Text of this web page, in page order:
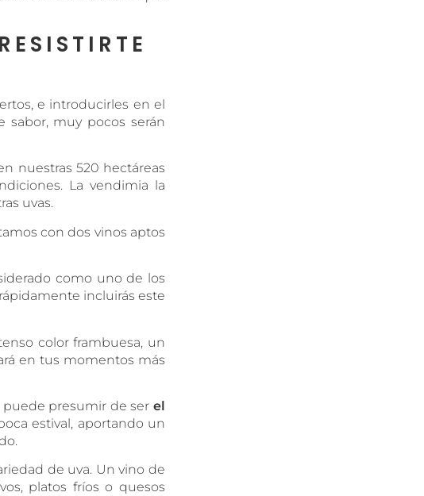
e introducirles en el
sabor, muy pocos serán
nuestras 520 hectáreas
La vendimia la
uvas.
con dos vinos aptos
como uno de los
incluirás este
color frambuesa, un
en tus momentos más
puede presumir de serel
estival, aportando un
de uva. Un vino de
platos fríos o quesos